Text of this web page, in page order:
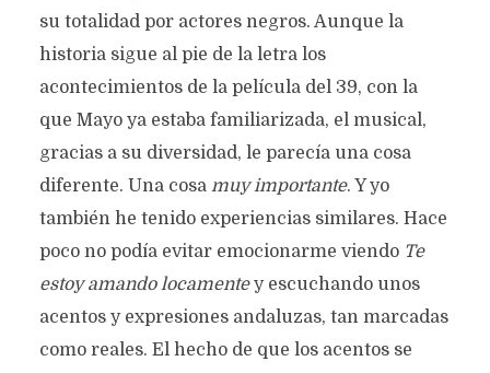
su totalidad por actores negros. Aunque la
historia sigue al pie de la letra los
acontecimientos de la película del 39, con la
que Mayo ya estaba familiarizada, el musical,
gracias a su diversidad, le parecía una cosa
diferente. Una cosamuy importante. Y yo
también he tenido experiencias similares. Hace
poco no podía evitar emocionarme viendo Te
estoy amando locamentey escuchando unos
acentos y expresiones andaluzas, tan marcadas
como reales. El hecho de que los acentos se